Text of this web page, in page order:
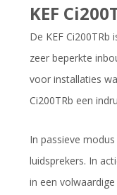
KEF
De KEF
zeer beperkte
voor installaties
Ci200TRb een
In passieve
luidsprekers. In
in een